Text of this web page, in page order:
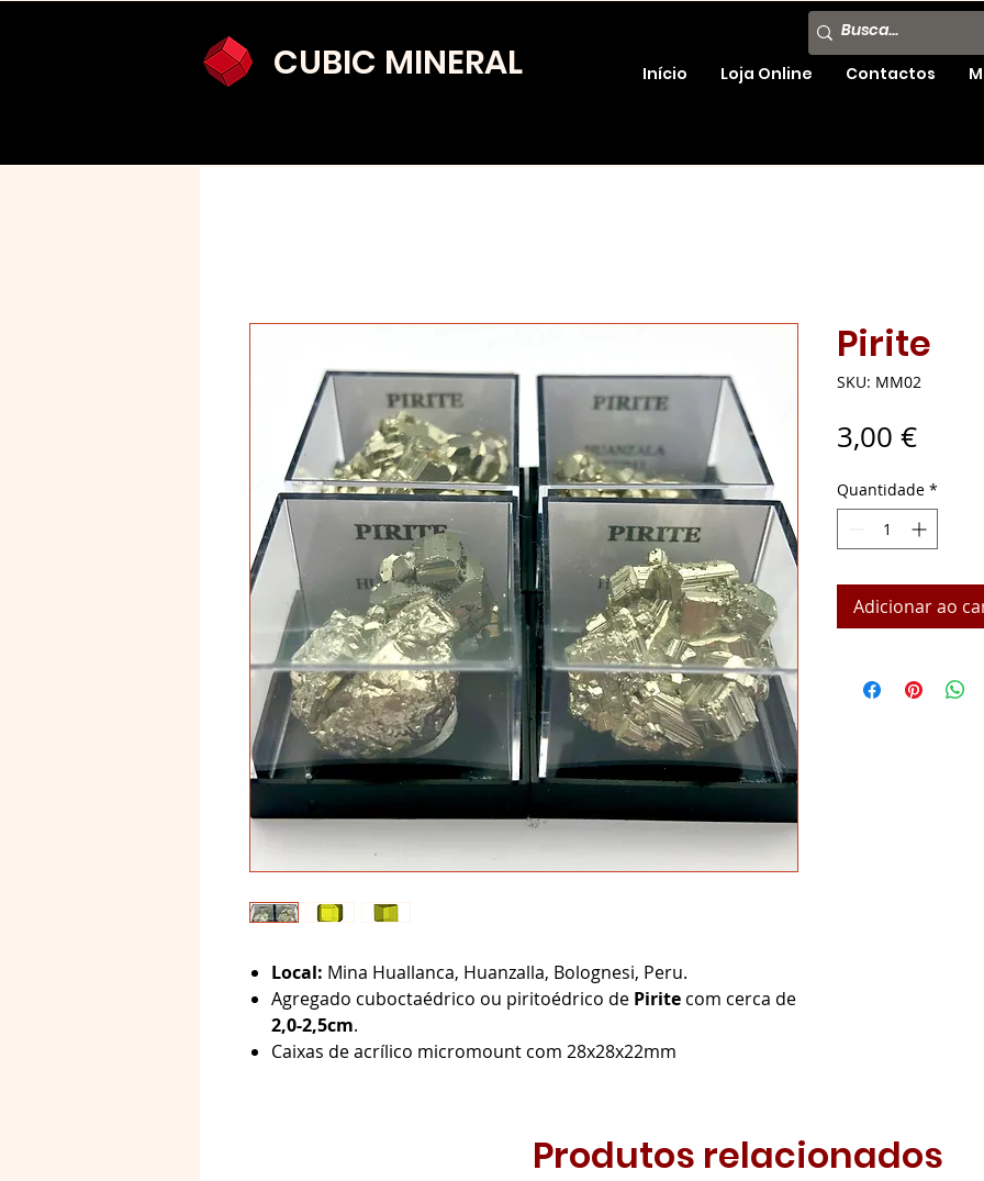
CUBIC MINERAL Início Loja Online Contactos
Local: Mina Huallanca, Huanzalla, Bolognesi, Peru.
Agregado cuboctaédrico ou piritoédrico de Pirite com cerca de
2,0-2,5cm.
Caixas de acrílico micromount com 28x28x22mm
Pirite
SKU: MM02
3,00 €Preço
Quantidade *
Adicionar ao
Produtos relacionados